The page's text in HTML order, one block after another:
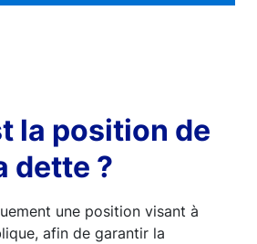
la position de
dette ?
une position visant à
afin de garantir la